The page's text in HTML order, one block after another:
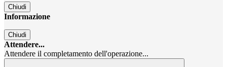
Chiudi
Informazione
Chiudi
Attendere...
Attendere il completamento dell'operazione...